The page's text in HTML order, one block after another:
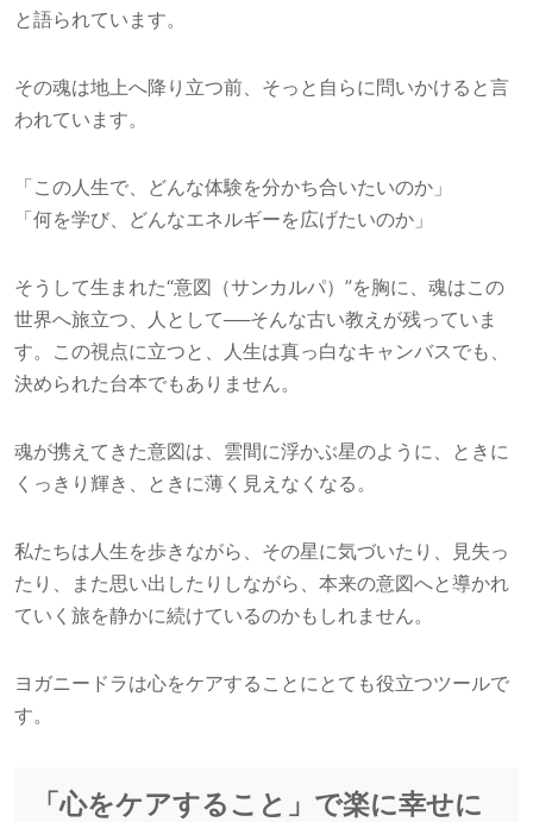
と語られています。
その魂は地上へ降り立つ前、そっと自らに問いかけると言
われています。
「この人生で、どんな体験を分かち合いたいのか」
「何を学び、どんなエネルギーを広げたいのか」
そうして生まれた“意図（サンカルパ）”を胸に、魂はこの
世界へ旅立つ、人として──そんな古い教えが残っていま
す。この視点に立つと、人生は真っ白なキャンバスでも、
決められた台本でもありません。
魂が携えてきた意図は、雲間に浮かぶ星のように、ときに
くっきり輝き、ときに薄く見えなくなる。
私たちは人生を歩きながら、その星に気づいたり、見失っ
たり、また思い出したりしながら、本来の意図へと導かれ
ていく旅を静かに続けているのかもしれません。
ヨガニードラは心をケアすることにとても役立つツールで
す。
「心をケアすること」で楽に幸せに